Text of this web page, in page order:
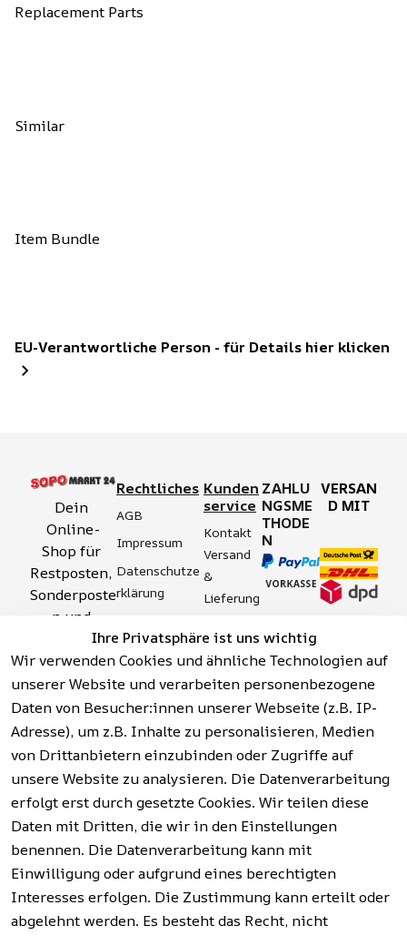
Replacement Parts
Similar
Item Bundle
EU-Verantwortliche Person - für Details hier klicken
Ihre Privatsphäre ist uns wichtig
Wir verwenden Cookies und ähnliche Technologien auf
unserer Website und verarbeiten personenbezogene
Daten von Besucher:innen unserer Webseite (z.B. IP-
Adresse), um z.B. Inhalte zu personalisieren, Medien
von Drittanbietern einzubinden oder Zugriffe auf
unsere Website zu analysieren. Die Datenverarbeitung
erfolgt erst durch gesetzte Cookies. Wir teilen diese
Daten mit Dritten, die wir in den Einstellungen
benennen. Die Datenverarbeitung kann mit
Einwilligung oder aufgrund eines berechtigten
Interesses erfolgen. Die Zustimmung kann erteilt oder
abgelehnt werden. Es besteht das Recht, nicht
Dein
Online-
Shop für
Restposten,
Sonderposte
n und
Aktionsartik
el rund um
Werkzeuge,
Garten,
Haushalt
und mehr.
Vertrag
widerrufen
Rechtliches
AGB
Impressum
Datenschutze
rklärung
tserklärung
Widerrufsrech
t
Hinweise zur
Batterieentso
rgung
Kunden
service
Kontakt
Versand
&
Lieferung
&
Sicherhei
t
Häufige
Fragen
(FAQ)
ZAHLU
NGSME
THODE
N
VERSAN
D MIT
Facebook |
Instagram |
Newsletter
AGB | Impressum |
Datenschutzerklärung |
Barrierefreiheitserklärung |